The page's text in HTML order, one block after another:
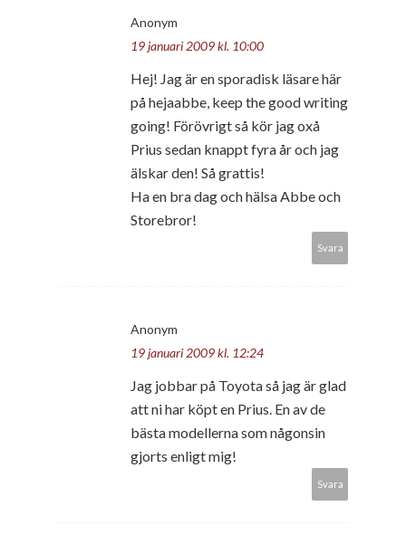
Anonym
19 januari 2009 kl. 10:00
Hej! Jag är en sporadisk läsare här
på hejaabbe, keep the good writing
going! Förövrigt så kör jag oxå
Prius sedan knappt fyra år och jag
älskar den! Så grattis!
Ha en bra dag och hälsa Abbe och
Storebror!
Svara
Anonym
19 januari 2009 kl. 12:24
Jag jobbar på Toyota så jag är glad
att ni har köpt en Prius. En av de
bästa modellerna som någonsin
gjorts enligt mig!
Svara